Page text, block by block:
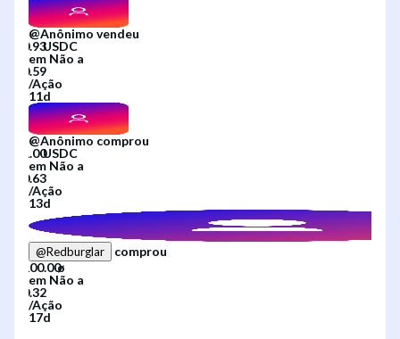
@Anônimo vendeu
em Não a
/Ação
11d
@Anônimo comprou
em Não a
/Ação
13d
@Redburglar
comprou
em Não a
/Ação
17d